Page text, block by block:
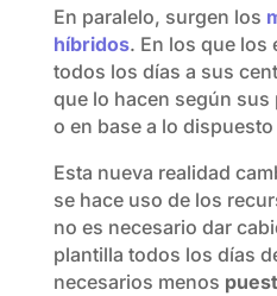
En paralelo, surgen los
híbridos. En los que los
todos los días a sus
que lo hacen según
o en base a lo
Esta nueva realidad
se hace uso de los
no es necesario dar
plantilla todos los días
necesarios menos